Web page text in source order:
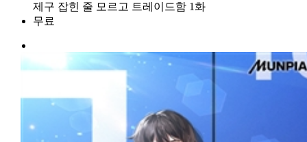
제구 잡힌 줄 모르고 트레이드함 1화
무료